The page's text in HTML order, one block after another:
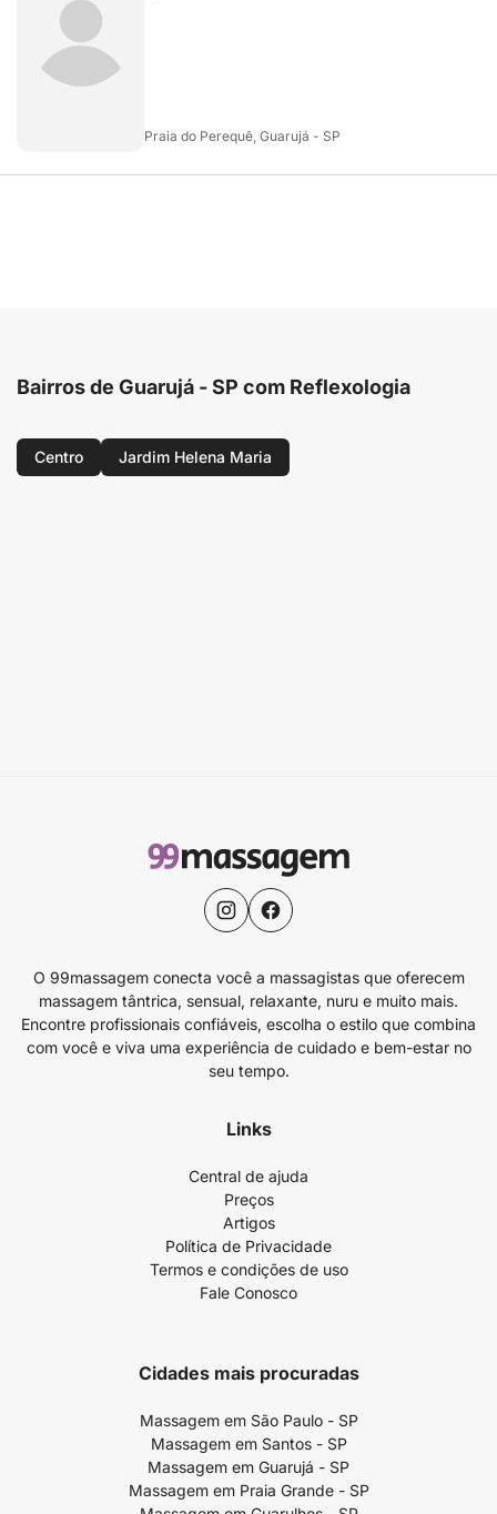
Praia do Perequê, Guarujá - SP
Bairros de Guarujá - SP com Reflexologia
Centro Jardim Helena Maria
O 99massagem conecta você a massagistas que oferecem
massagem tântrica, sensual, relaxante, nuru e muito mais.
Encontre profissionais confiáveis, escolha o estilo que combina
com você e viva uma experiência de cuidado e bem-estar no
seu tempo.
Links
Central de ajuda
Preços
Artigos
Política de Privacidade
Termos e condições de uso
Fale Conosco
Cidades mais procuradas
Massagem em São Paulo - SP
Massagem em Santos - SP
Massagem em Guarujá - SP
Massagem em Praia Grande - SP